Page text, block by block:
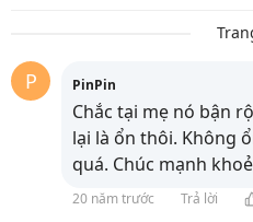
P PinPin
Chắc tại mẹ nó bận
lại là ổn thôi. Không
quá. Chúc mạnh
20 năm trước Trả lời